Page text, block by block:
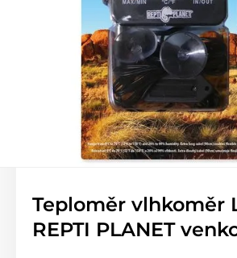
Teploměr vlhkoměr
REPTI PLANET